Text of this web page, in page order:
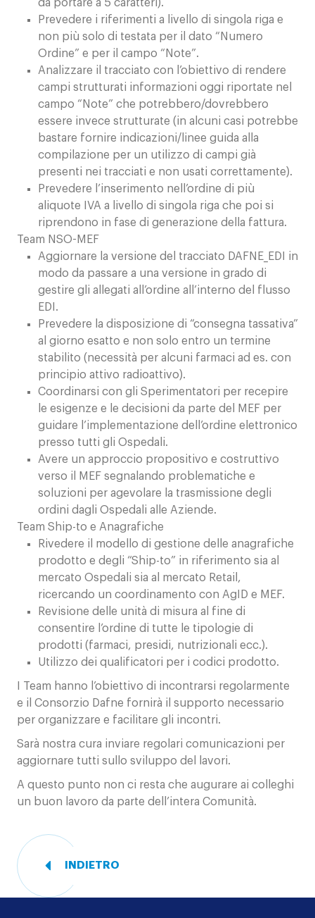
da portare a 5 caratteri).
Prevedere i riferimenti a livello di singola riga e
non più solo di testata per il dato “Numero
Ordine” e per il campo “Note”.
Analizzare il tracciato con l’obiettivo di rendere
campi strutturati informazioni oggi riportate nel
campo “Note” che potrebbero/dovrebbero
essere invece strutturate (in alcuni casi potrebbe
bastare fornire indicazioni/linee guida alla
compilazione per un utilizzo di campi già
presenti nei tracciati e non usati correttamente).
Prevedere l’inserimento nell’ordine di più
aliquote IVA a livello di singola riga che poi si
riprendono in fase di generazione della fattura.
Team NSO-MEF
Aggiornare la versione del tracciato DAFNE_EDI in
modo da passare a una versione in grado di
gestire gli allegati all’ordine all’interno del flusso
EDI.
Prevedere la disposizione di “consegna tassativa”
al giorno esatto e non solo entro un termine
stabilito (necessità per alcuni farmaci ad es. con
principio attivo radioattivo).
Coordinarsi con gli Sperimentatori per recepire
le esigenze e le decisioni da parte del MEF per
guidare l’implementazione dell’ordine elettronico
presso tutti gli Ospedali.
Avere un approccio propositivo e costruttivo
verso il MEF segnalando problematiche e
soluzioni per agevolare la trasmissione degli
ordini dagli Ospedali alle Aziende.
Team Ship-to e Anagrafiche
Rivedere il modello di gestione delle anagrafiche
prodotto e degli “Ship-to” in riferimento sia al
mercato Ospedali sia al mercato Retail,
ricercando un coordinamento con AgID e MEF.
Revisione delle unità di misura al fine di
consentire l’ordine di tutte le tipologie di
prodotti (farmaci, presidi, nutrizionali ecc.).
Utilizzo dei qualificatori per i codici prodotto.
I Team hanno l’obiettivo di incontrarsi regolarmente
e il Consorzio Dafne fornirà il supporto necessario
per organizzare e facilitare gli incontri.
Sarà nostra cura inviare regolari comunicazioni per
aggiornare tutti sullo sviluppo del lavori.
A questo punto non ci resta che augurare ai colleghi
un buon lavoro da parte dell’intera Comunità.
INDIETRO